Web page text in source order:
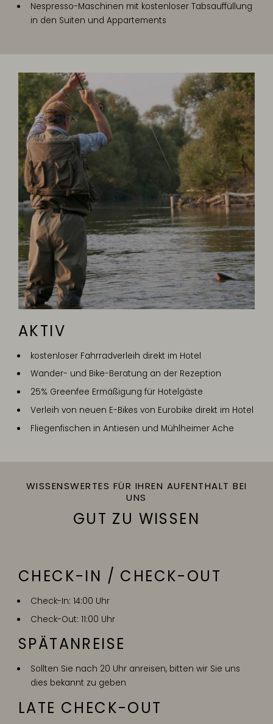
Nespresso-Maschinen mit kostenloser Tabsauffüllung
in den Suiten und Appartements
AKTIV
kostenloser Fahrradverleih direkt im Hotel
Wander- und Bike-Beratung an der Rezeption
25% Greenfee Ermäßigung für Hotelgäste
Verleih von neuen E-Bikes von Eurobike direkt im Hotel
Fliegenfischen in Antiesen und Mühlheimer Ache
WISSENSWERTES FÜR IHREN AUFENTHALT BEI
UNS
GUT ZU WISSEN
CHECK-IN / CHECK-OUT
Check-In: 14:00 Uhr
Check-Out: 11:00 Uhr
SPÄTANREISE
Sollten Sie nach 20 Uhr anreisen, bitten wir Sie uns
dies bekannt zu geben
LATE CHECK-OUT